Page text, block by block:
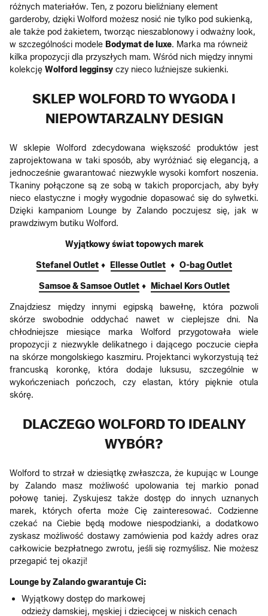
różnych materiałów. Ten, z pozoru bieliźniany element
garderoby, dzięki Wolford możesz nosić nie tylko pod sukienką,
ale także pod żakietem, tworząc nieszablonowy i odważny look,
w szczególności modele Bodymat de luxe. Marka ma równeiż
kilka propozycji dla przyszłych mam. Wśród nich między innymi
kolekcję Wolford legginsy czy nieco luźniejsze sukienki.
SKLEP WOLFORD TO WYGODA I
NIEPOWTARZALNY DESIGN
W sklepie Wolford zdecydowana większość produktów jest
zaprojektowana w taki sposób, aby wyróżniać się elegancją, a
jednocześnie gwarantować niezwykle wysoki komfort noszenia.
Tkaniny połączone są ze sobą w takich proporcjach, aby były
nieco elastyczne i mogły wygodnie dopasować się do sylwetki.
Dzięki kampaniom Lounge by Zalando poczujesz się, jak w
prawdziwym butiku Wolford.
Wyjątkowy świat topowych marek
Stefanel Outlet ♦ Ellesse Outlet ♦ O-bag Outlet
Samsoe & Samsoe Outlet♦ Michael Kors Outlet
Znajdziesz między innymi egipską bawełnę, która pozwoli
skórze swobodnie oddychać nawet w cieplejsze dni. Na
chłodniejsze miesiące marka Wolford przygotowała wiele
propozycji z niezwykle delikatnego i dającego poczucie ciepła
na skórze mongolskiego kaszmiru. Projektanci wykorzystują też
francuską koronkę, która dodaje luksusu, szczególnie w
wykończeniach pończoch, czy elastan, który pięknie otula
skórę.
DLACZEGO WOLFORD TO IDEALNY
WYBÓR?
Wolford to strzał w dziesiątkę zwłaszcza, że kupując w Lounge
by Zalando masz możliwość upolowania tej markio ponad
połowę taniej. Zyskujesz także dostęp do innych uznanych
marek, których oferta może Cię zainteresować. Codzienne
czekać na Ciebie będą modowe niespodzianki, a dodatkowo
zyskasz możliwość dostawy zamówienia pod każdy adres oraz
całkowicie bezpłatnego zwrotu, jeśli się rozmyślisz. Nie możesz
przegapić tej okazji!
Lounge by Zalando gwarantuje Ci:
Wyjątkowy dostęp do markowej
odzieży damskiej, męskiej i dziecięcej w niskich cenach